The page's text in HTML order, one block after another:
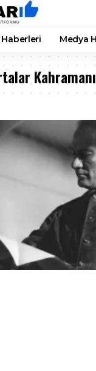
Medya
Kahramanı